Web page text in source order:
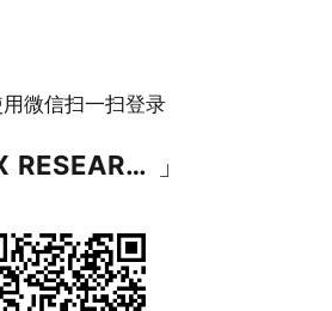
微信扫一扫登录
MX RESEARCH 」